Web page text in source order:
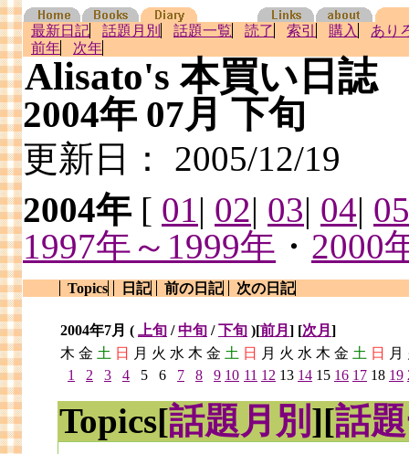
最新日記 話題月別 話題一覧 読了 索引 購入
あり
前年
次年
Alisato's 本買い日誌
2004年 07月 下旬
更新日： 2005/12/19
2004年 [ 01| 02| 03| 04| 05
1997年～1999年 ・ 2000
Topics 日記 前の日記 次の日記
2004年7月 ( 上旬 /中旬 /下旬 )[前月 ] [次月 ]
木 金 土 日 月 火 水 木 金 土 日 月 火 水 木 金 土 日 月
1
2 3 4 5 6 7 8 9 10 11 12 13 14 15 16 17 18 19
Topics[話題月別 ][話